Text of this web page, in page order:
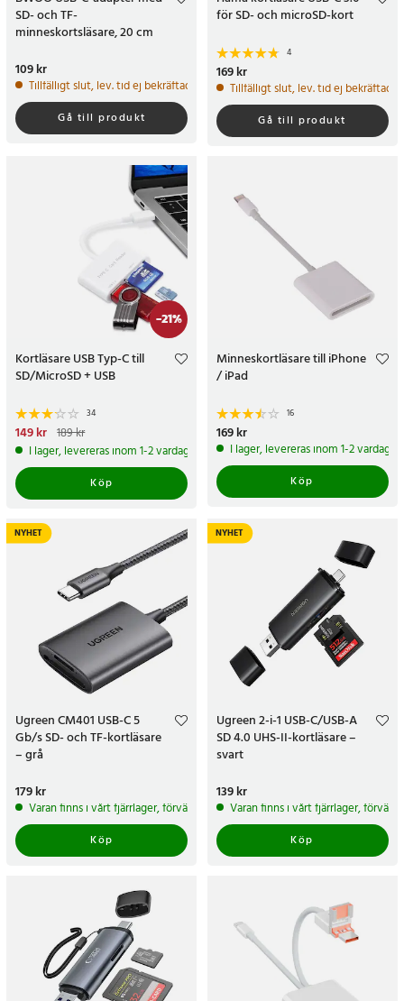
SD- och TF-
minneskortsläsare, 20 cm
Pris:109 kr
109 kr
Tillfälligt slut, lev. tid ej bekräftad.
Gå till produkt
för SD- och microSD-kort
4
Pris:169 kr
169 kr
Tillfälligt slut, lev. tid ej bekräftad.
Gå till produkt
-21%
Kortläsare USB Typ-C till
SD/MicroSD + USB
34
Nuvarande pris
pris:189 kr
149 kr 189 kr
I lager, levereras inom 1-2 vardagar
Köp
Minneskortläsare till iPhone
/ iPad
16
Pris:169 kr
169 kr
I lager, levereras inom 1-2 vardagar
Köp
NYHET
Ugreen CM401 USB-C 5
Gb/s SD- och TF-kortläsare
– grå
Pris:179 kr
179 kr
Varan finns i vårt fjärrlager, förväntas skickas inom 5-7 arbetsdagar
Köp
NYHET
Ugreen 2-i-1 USB-C/USB-A
SD 4.0 UHS-II-kortläsare –
svart
Pris:139 kr
139 kr
Varan finns i vårt fjärrlager,
Köp